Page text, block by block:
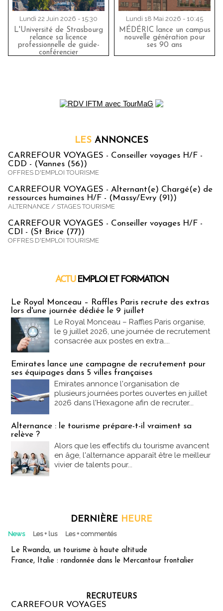
Lundi 22 Juin 2026 - 15:30
L'Université de Strasbourg
relance sa licence
professionnelle de guide-
conférencier
Lundi 18 Mai 2026 - 10:45
MÉDÉRIC lance un campus
nouvelle génération pour
ses 90 ans
LES ANNONCES
CARREFOUR VOYAGES - Conseiller voyages H/F -
CDD - (Vannes (56))
OFFRES D'EMPLOI TOURISME
CARREFOUR VOYAGES - Alternant(e) Chargé(e) de
ressources humaines H/F - (Massy/Evry (91))
ALTERNANCE / STAGES TOURISME
CARREFOUR VOYAGES - Conseiller voyages H/F -
CDI - (St Brice (77))
OFFRES D'EMPLOI TOURISME
ACTU EMPLOI ET FORMATION
Le Royal Monceau – Raffles Paris recrute des extras
lors d'une journée dédiée le 9 juillet
Le Royal Monceau – Raffles Paris organise,
le 9 juillet 2026, une journée de recrutement
consacrée aux postes en extra....
Emirates lance une campagne de recrutement pour
ses équipages dans 5 villes françaises
Emirates annonce l'organisation de
plusieurs journées portes ouvertes en juillet
2026 dans l'Hexagone afin de recruter...
Alternance : le tourisme prépare-t-il vraiment sa
relève ?
Alors que les effectifs du tourisme avancent
en âge, l'alternance apparaît être le meilleur
vivier de talents pour...
DERNIÈRE HEURE
News Les + lus Les + commentés
Le Rwanda, un tourisme à haute altitude
France, Italie : randonnée dans le Mercantour frontalier
RECRUTEURS
CARREFOUR VOYAGES